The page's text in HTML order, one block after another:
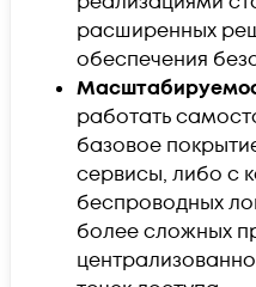
расширенных
обеспечения
работать
базовое
сервисы, либо с
беспроводных
более сложных